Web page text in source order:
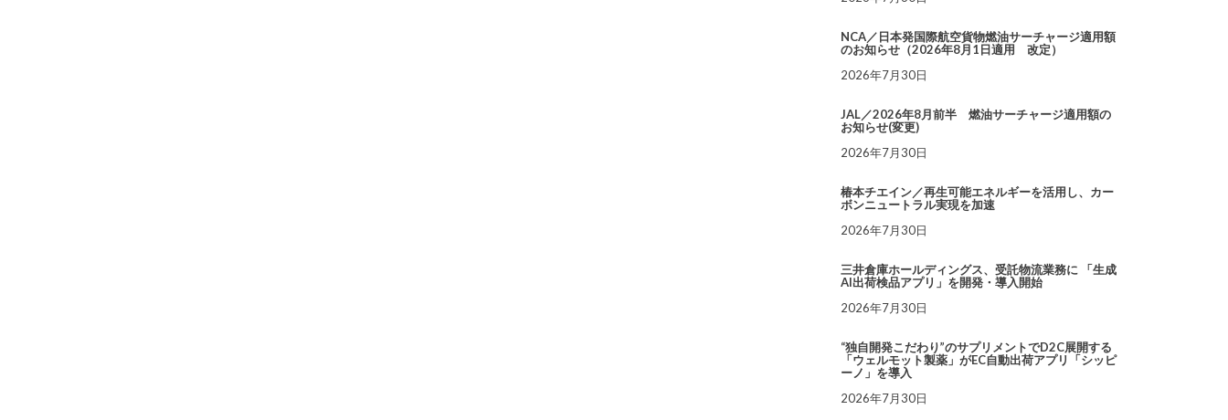
NCA／日本発国際航空貨物燃油サーチャージ適用額
のお知らせ（2026年8月1日適用 改定）
2026年7月30日
JAL／2026年8月前半 燃油サーチャージ適用額の
お知らせ(変更)
2026年7月30日
椿本チエイン／再生可能エネルギーを活用し、カー
ボンニュートラル実現を加速
2026年7月30日
三井倉庫ホールディングス、受託物流業務に 「生成
AI出荷検品アプリ」を開発・導入開始
2026年7月30日
“独自開発こだわり”のサプリメントでD2C展開する
「ウェルモット製薬」がEC自動出荷アプリ「シッピ
ーノ」を導入
2026年7月30日